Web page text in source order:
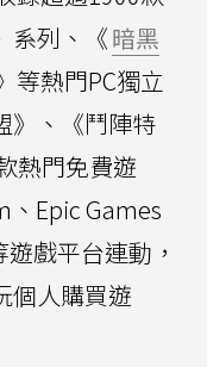
系列、《暗黑
等熱門PC獨立
》、《鬥陣特
熱門免費遊
Epic Games
戲平台連動，
個人購買遊